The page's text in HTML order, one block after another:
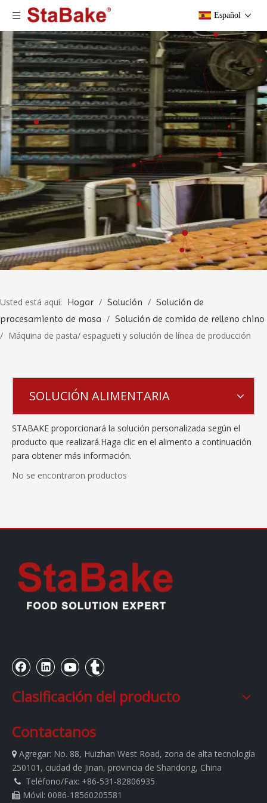
Español
Usted está aquí: Hogar / Solución / Solución de
procesamiento de masa / Solución de comida de relleno chino
/ Máquina de pasta/ espagueti y solución de línea de producción
SOLUCIÓN ALIMENTARIA
STABAKE proporcionará la solución personalizada según el
producto que realizará.Haga clic en el alimento a continuación
para obtener más información.
No se encontraron productos
Clasificación del producto
Contactanos
 Agregar: No. 88, Huizhan West Road, zona de alta tecnología
250101, ciudad de Jinan, provincia de Shandong, China
 Teléfono/Fax: +86-531-82806935
 Móvil: 0086-18560205581